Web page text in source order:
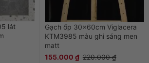
lát
Gạch ốp 30x60cm Viglacera
KTM3985 màu ghi sáng men
matt
155.000 ₫ 220.000₫